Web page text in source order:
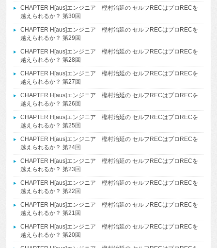
CHAPTER H[aus]エンジニア 樫村治延の セルフRECはプロRECを
越えられるか？ 第30回
CHAPTER H[aus]エンジニア 樫村治延の セルフRECはプロRECを
越えられるか？ 第29回
CHAPTER H[aus]エンジニア 樫村治延の セルフRECはプロRECを
越えられるか？ 第28回
CHAPTER H[aus]エンジニア 樫村治延の セルフRECはプロRECを
越えられるか？ 第27回
CHAPTER H[aus]エンジニア 樫村治延の セルフRECはプロRECを
越えられるか？ 第26回
CHAPTER H[aus]エンジニア 樫村治延の セルフRECはプロRECを
越えられるか？ 第25回
CHAPTER H[aus]エンジニア 樫村治延の セルフRECはプロRECを
越えられるか？ 第24回
CHAPTER H[aus]エンジニア 樫村治延の セルフRECはプロRECを
越えられるか？ 第23回
CHAPTER H[aus]エンジニア 樫村治延の セルフRECはプロRECを
越えられるか？ 第22回
CHAPTER H[aus]エンジニア 樫村治延の セルフRECはプロRECを
越えられるか？ 第21回
CHAPTER H[aus]エンジニア 樫村治延の セルフRECはプロRECを
越えられるか？ 第20回